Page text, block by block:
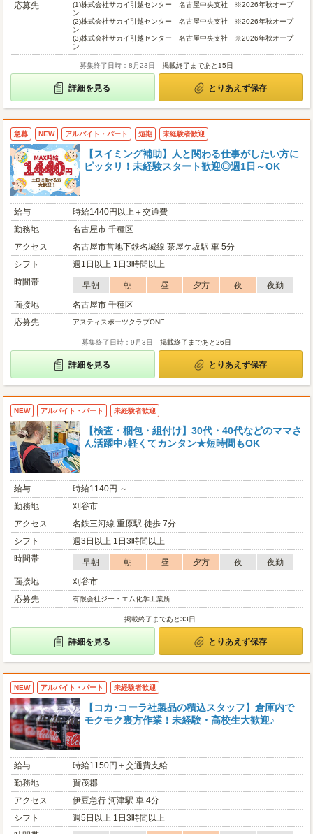
応募先
(1)株式会社サカイ引越センター 名古屋中央支社 ※2026年秋オープ
ン
(2)株式会社サカイ引越センター 名古屋中央支社 ※2026年秋オープ
ン
(3)株式会社サカイ引越センター 名古屋中央支社 ※2026年秋オープ
ン
募集終了日時：8月23日 掲載終了まであと15日
詳細を見る とりあえず保存
急募 NEW アルバイト・パート 短期 未経験者歓迎
【スイミング補助】人と関わる仕事がしたい方に
ピッタリ！未経験スタート歓迎◎週1日～OK
給与
時給1440円以上＋交通費
勤務地
名古屋市 千種区
アクセス
名古屋市営地下鉄名城線 茶屋ケ坂駅 車 5分
シフト
週1日以上 1日3時間以上
時間帯
早朝 朝 昼 夕方 夜
夜勤
面接地
名古屋市 千種区
応募先
アスティスポーツクラブONE
募集終了日時：9月3日 掲載終了まであと26日
詳細を見る とりあえず保存
NEW アルバイト・パート 未経験者歓迎
【検査・梱包・組付け】30代・40代などのママさ
ん活躍中♪軽くてカンタン★短時間もOK
給与
時給1140円 ～
勤務地
刈谷市
アクセス
名鉄三河線 重原駅 徒歩 7分
シフト
週3日以上 1日3時間以上
時間帯
早朝 朝 昼 夕方 夜
夜勤
面接地
刈谷市
応募先
有限会社ジー・エム化学工業所
掲載終了まであと33日
詳細を見る とりあえず保存
NEW アルバイト・パート 未経験者歓迎
【コカ･コーラ社製品の積込スタッフ】倉庫内で
モクモク裏方作業！未経験・高校生大歓迎♪
給与
時給1150円＋交通費支給
勤務地
賀茂郡
アクセス
伊豆急行 河津駅 車 4分
シフト
週5日以上 1日3時間以上